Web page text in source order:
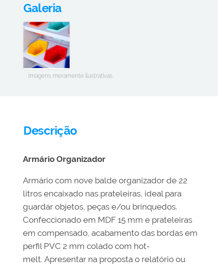
Galeria
Imagens meramente ilustrativas.
Descrição
Armário Organizador
Armário com nove balde organizador de 22
litros encaixado nas prateleiras, ideal para
guardar objetos, peças e/ou brinquedos.
Confeccionado em MDF 15 mm e prateleiras
em compensado, acabamento das bordas em
perfil PVC 2 mm colado com hot-
melt. Apresentar na proposta o relatório ou